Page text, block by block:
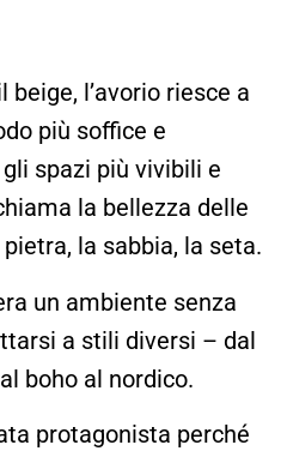
l’avorio riesce a
più soffice e
spazi più vivibili e
la bellezza delle
la sabbia, la seta.
un ambiente senza
a stili diversi – dal
boho al nordico.
protagonista perché